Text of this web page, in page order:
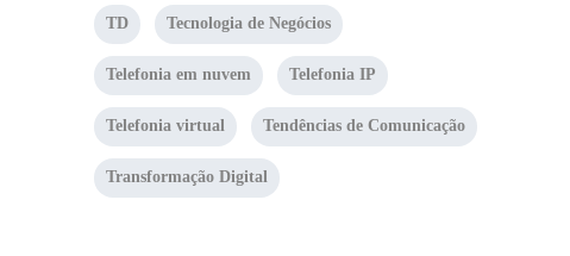
TD Tecnologia de Negócios
Telefonia em nuvem Telefonia IP
Telefonia virtual Tendências de Comunicação
Transformação Digital